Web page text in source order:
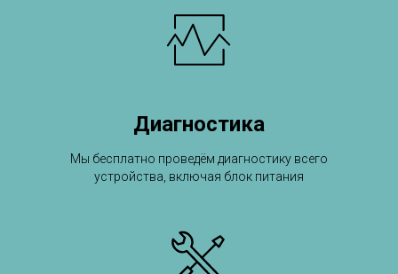
Диагностика
Мы бесплатно проведём диагностику всего
устройства, включая блок питания